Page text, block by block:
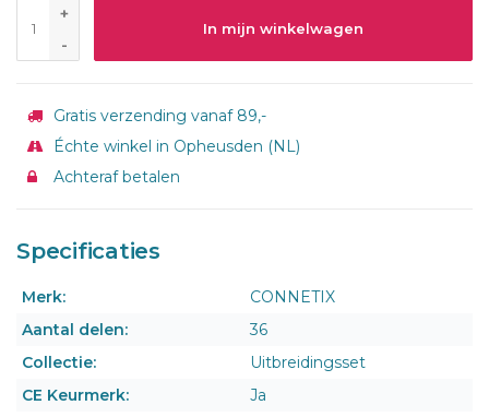
+
-
In mijn winkelwagen
Gratis verzending vanaf 89,-
Échte winkel in Opheusden (NL)
Achteraf betalen
Specificaties
Merk:
CONNETIX
Aantal delen:
36
Collectie:
Uitbreidingsset
CE Keurmerk:
Ja